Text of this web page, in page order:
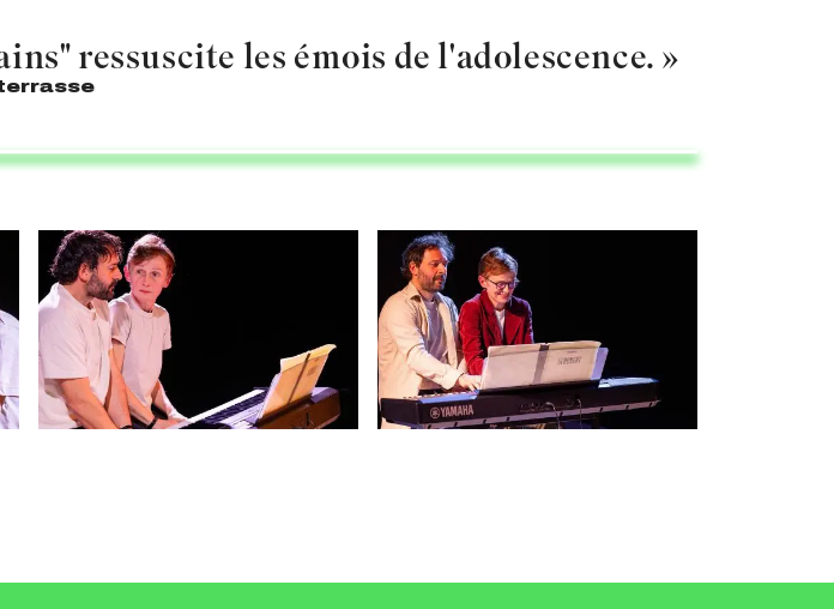
ressuscite les émois de l'adolescence. »